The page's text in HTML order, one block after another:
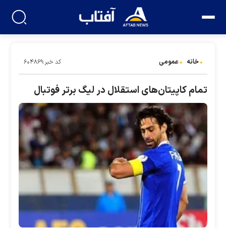
خانه عمومی کد خبر:۶۰۴۸۶۹
تمام کاپیتان‌های استقلال در لیگ برتر فوتبال